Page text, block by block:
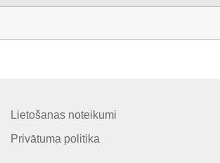
Lietošanas noteikumi
Privātuma politika